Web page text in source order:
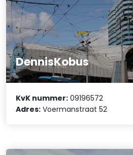
DennisKobus
KvK nummer: 09196572
Adres: Voermanstraat 52